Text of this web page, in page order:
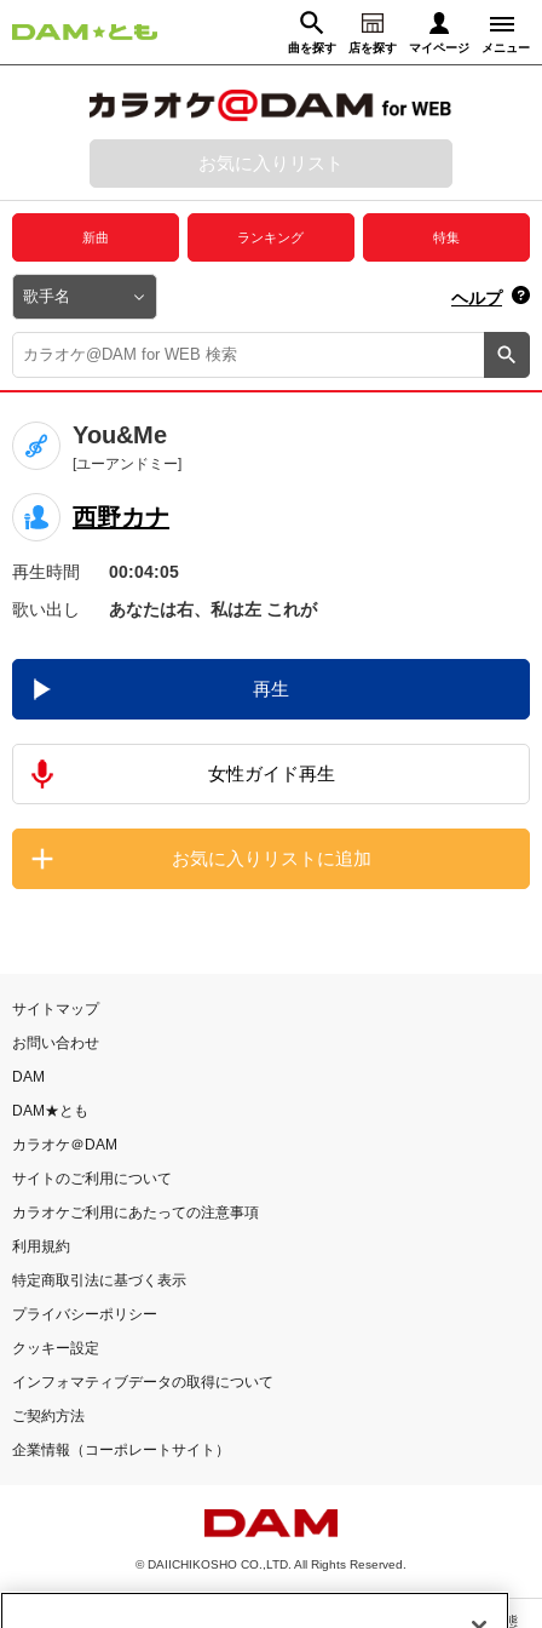
曲を探す 店を探す マイページ メニュー
動画からさがす 録音からさがす
ログイン
プレミアムサービス
DAM★とも動画
DAM★とも録音
カラオケ＠DAM
ユーザー検索
キャンペーン
お知らせ よくあるご質問
DAMの新曲・ランキングなど
カラオケ最新情報をチェック！
家族や友達と一緒に！練習にも！
お気に入りリスト
新曲 ランキング 特集
ヘルプ
You&Me
[ユーアンドミー]
西野カナ
再生時間
00:04:05
歌い出し
あなたは右、私は左 これが
再生
女性ガイド再生
お気に入りリストに追加
サイトマップ
お問い合わせ
DAM
DAM★とも
カラオケ＠DAM
サイトのご利用について
カラオケご利用にあたっての注意事項
利用規約
特定商取引法に基づく表示
プライバシーポリシー
クッキー設定
インフォマティブデータの取得について
ご契約方法
企業情報（コーポレートサイト）
© DAIICHIKOSHO CO.,LTD. All Rights Reserved.
このサイトに掲載されている一切の文章・画像・写真・動画・音声等を、手段や形態